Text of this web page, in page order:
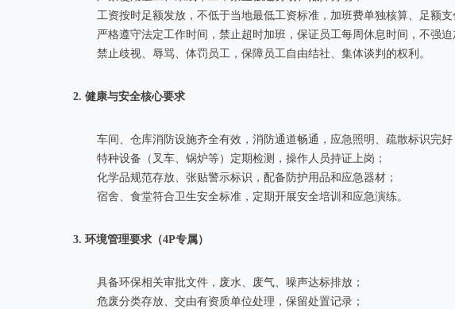
工资按时足额发放，不低于当地最低工资标准，加班费单独核算、足额支
严格遵守法定工作时间，禁止超时加班，保证员工每周休息时间，不强迫
禁止歧视、辱骂、体罚员工，保障员工自由结社、集体谈判的权利。
2. 健康与安全核心要求
车间、仓库消防设施齐全有效，消防通道畅通，应急照明、疏散标识完好
特种设备（叉车、锅炉等）定期检测，操作人员持证上岗；
化学品规范存放、张贴警示标识，配备防护用品和应急器材；
宿舍、食堂符合卫生安全标准，定期开展安全培训和应急演练。
3. 环境管理要求（4P专属）
具备环保相关审批文件，废水、废气、噪声达标排放；
危废分类存放、交由有资质单位处理，保留处置记录；